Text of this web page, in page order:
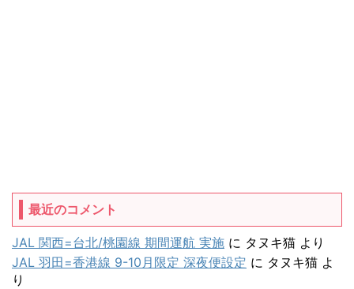
最近のコメント
JAL 関西=台北/桃園線 期間運航 実施 に タヌキ猫 より
JAL 羽田=香港線 9-10月限定 深夜便設定 に タヌキ猫 よ
り